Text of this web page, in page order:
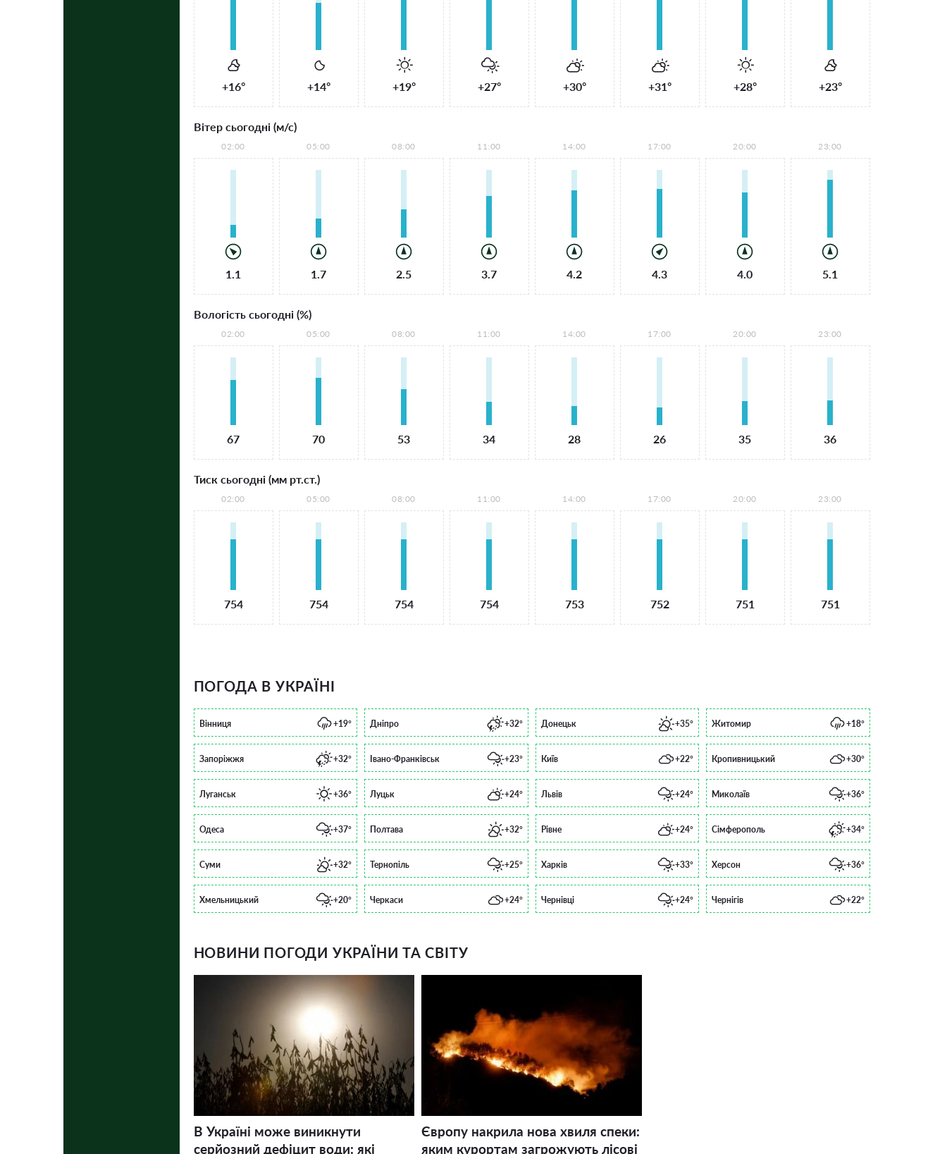
+16° +14° +19° +27° +30° +31° +28° +23°
Вітер сьогодні (м/с)
02:00
1.1
05:00
1.7
08:00
2.5
11:00
3.7
14:00
4.2
17:00
4.3
20:00
4.0
23:00
5.1
Вологість сьогодні (%)
02:00
67
05:00
70
08:00
53
11:00
34
14:00
28
17:00
26
20:00
35
23:00
36
Тиск сьогодні (мм рт.ст.)
02:00
754
05:00
754
08:00
754
11:00
754
14:00
753
17:00
752
20:00
751
23:00
751
ПОГОДА В УКРАЇНІ
Вінниця +19° Дніпро +32° Донецьк +35° Житомир +18°
Запоріжжя +32° Івано-Франківськ +23° Київ +22° Кропивницький +30°
Луганськ +36° Луцьк +24° Львів +24° Миколаїв +36°
Одеса +37° Полтава +32° Рівне +24° Сімферополь +34°
Суми +32° Тернопіль +25° Харків +33° Херсон +36°
Хмельницький +20° Черкаси +24° Чернівці +24° Чернігів +22°
НОВИНИ ПОГОДИ УКРАЇНИ ТА СВІТУ
В Україні може виникнути
серйозний дефіцит води: які
Європу накрила нова хвиля спеки:
яким курортам загрожують лісові